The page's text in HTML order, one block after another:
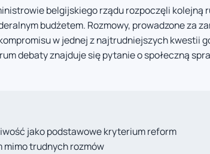
belgijskiego rządu rozpoczęli kolejną
budżetem. Rozmowy, prowadzone za
w jednej z najtrudniejszych kwestii
debaty znajduje się pytanie o społeczną
jako podstawowe kryterium reform
mimo trudnych rozmów